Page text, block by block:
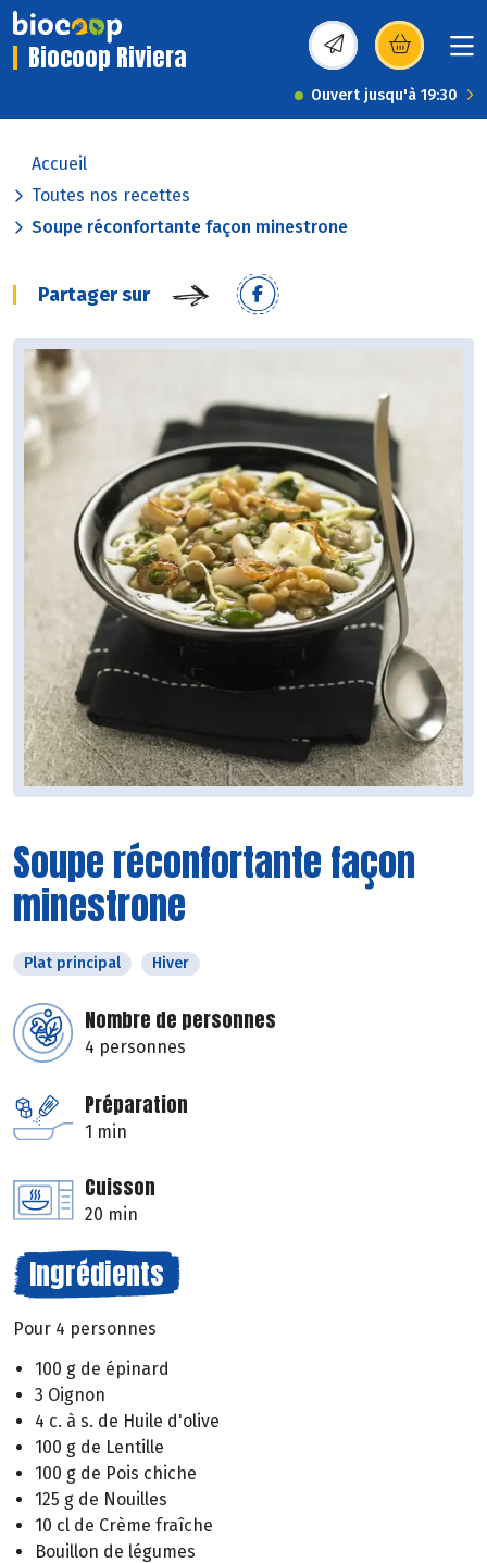
Biocoop Riviera (s’ouvre dans une
Ouvert jusqu'à 19:30
Accueil
Toutes nos recettes
Soupe réconfortante façon minestrone
Partager sur
Soupe réconfortante façon
minestrone
Plat principal Hiver
Nombre de personnes
4 personnes
Préparation
1 min
Cuisson
20 min
Ingrédients
Pour 4 personnes
100 g de épinard
3 Oignon
4 c. à s. de Huile d'olive
100 g de Lentille
100 g de Pois chiche
125 g de Nouilles
10 cl de Crème fraîche
Bouillon de légumes